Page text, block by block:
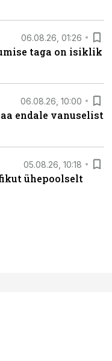
06.08.26, 01:26
taga on isiklik
06.08.26, 10:00
endale vanuselist
05.08.26, 10:18
ühepoolselt